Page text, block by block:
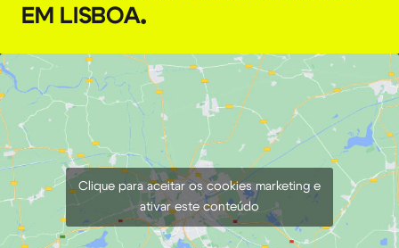
€6,00 + 23% VAT
EM LISBOA.
Clique para aceitar os cookies marketing e
ativar este conteúdo